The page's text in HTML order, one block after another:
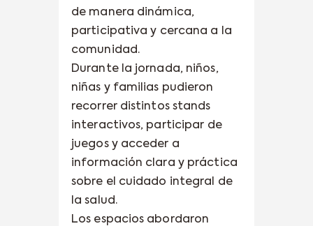
de manera dinámica,
participativa y cercana a la
comunidad.
Durante la jornada, niños,
niñas y familias pudieron
recorrer distintos stands
interactivos, participar de
juegos y acceder a
información clara y práctica
sobre el cuidado integral de
la salud.
Los espacios abordaron